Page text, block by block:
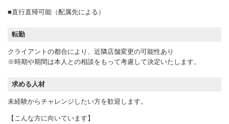
■直行直帰可能（配属先による）
転勤
クライアントの都合により、近隣店舗変更の可能性あり
※時期や期間は本人との相談をもって考慮して決定いたします。
求める人材
未経験からチャレンジしたい方を歓迎します。
【こんな方に向いています】